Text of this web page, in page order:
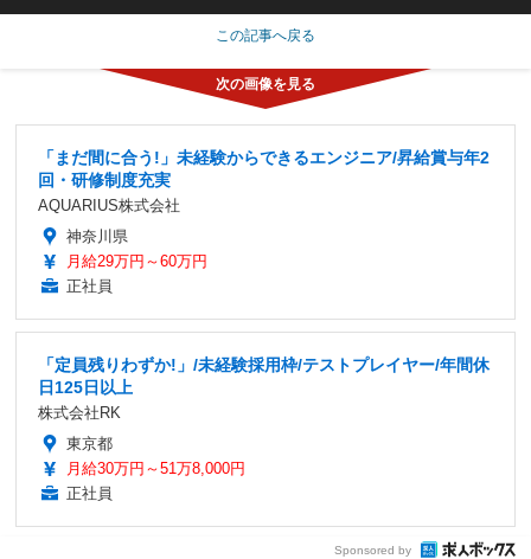
この記事へ戻る
「まだ間に合う!」未経験からできるエンジニア/昇給賞与年2
回・研修制度充実
AQUARIUS株式会社
神奈川県
月給29万円～60万円
正社員
「定員残りわずか!」/未経験採用枠/テストプレイヤー/年間休
日125日以上
株式会社RK
東京都
月給30万円～51万8,000円
正社員
Sponsored by